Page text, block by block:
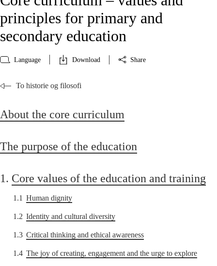
principles for primary and
secondary education
Language Download Share
To historie og filosofi
About the core curriculum
The purpose of the education
1. Core values of the education and training
1.1 Human dignity
1.2 Identity and cultural diversity
1.3 Critical thinking and ethical awareness
1.4 The joy of creating, engagement and the urge to explore